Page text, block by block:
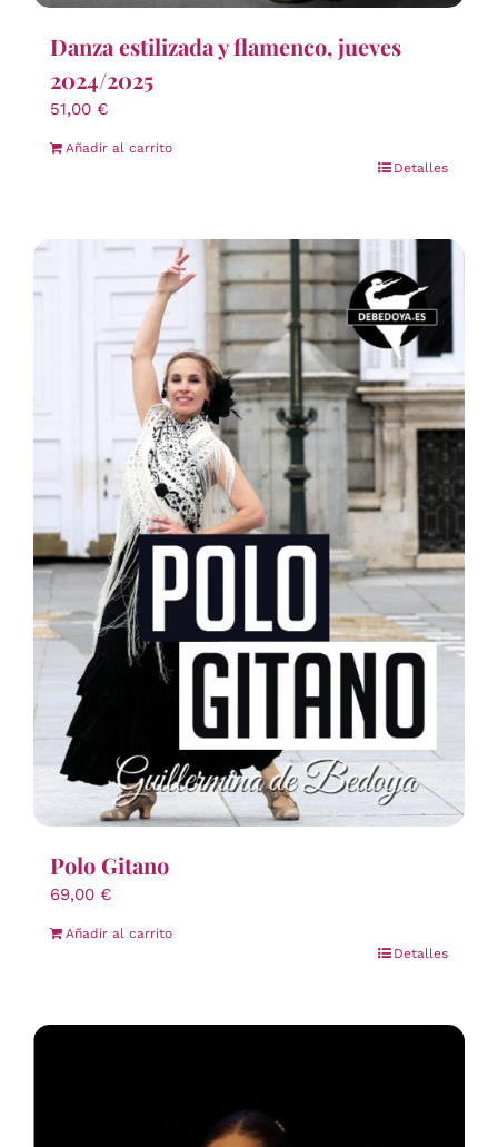
Danza estilizada y flamenco, jueves
2024/2025
51,00 €
Añadir al carrito
Detalles
Polo Gitano
69,00 €
Añadir al carrito
Detalles